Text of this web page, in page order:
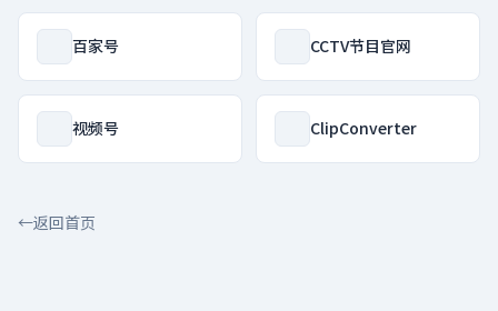
百家号 CCTV节目官网
视频号 ClipConverter
←返回首页